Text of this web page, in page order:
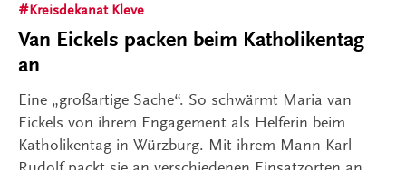
Kreisdekanat Kleve
Van Eickels packen beim Katholikentag
an
Eine „großartige Sache“. So schwärmt Maria van
Eickels von ihrem Engagement als Helferin beim
Katholikentag in Würzburg. Mit ihrem Mann Karl-